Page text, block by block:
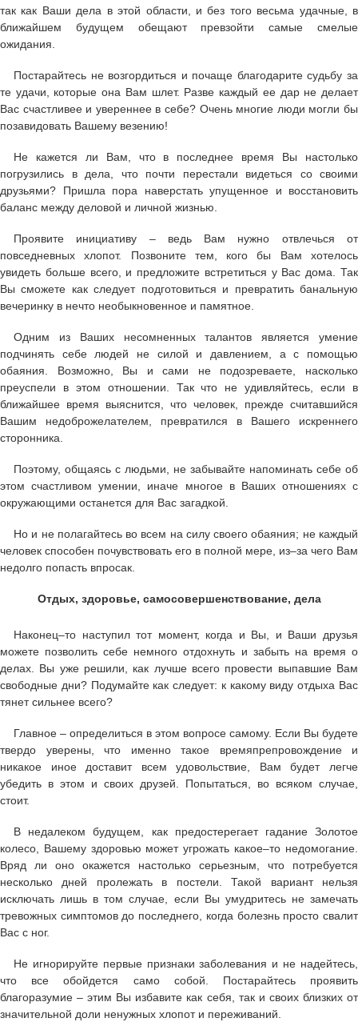
так как Ваши дела в этой области, и без того весьма удачные, в
ближайшем будущем обещают превзойти самые смелые
ожидания.
Постарайтесь не возгордиться и почаще благодарите судьбу за
те удачи, которые она Вам шлет. Разве каждый ее дар не делает
Вас счастливее и увереннее в себе? Очень многие люди могли бы
позавидовать Вашему везению!
Не кажется ли Вам, что в последнее время Вы настолько
погрузились в дела, что почти перестали видеться со своими
друзьями? Пришла пора наверстать упущенное и восстановить
баланс между деловой и личной жизнью.
Проявите инициативу – ведь Вам нужно отвлечься от
повседневных хлопот. Позвоните тем, кого бы Вам хотелось
увидеть больше всего, и предложите встретиться у Вас дома. Так
Вы сможете как следует подготовиться и превратить банальную
вечеринку в нечто необыкновенное и памятное.
Одним из Ваших несомненных талантов является умение
подчинять себе людей не силой и давлением, а с помощью
обаяния. Возможно, Вы и сами не подозреваете, насколько
преуспели в этом отношении. Так что не удивляйтесь, если в
ближайшее время выяснится, что человек, прежде считавшийся
Вашим недоброжелателем, превратился в Вашего искреннего
сторонника.
Поэтому, общаясь с людьми, не забывайте напоминать себе об
этом счастливом умении, иначе многое в Ваших отношениях с
окружающими останется для Вас загадкой.
Но и не полагайтесь во всем на силу своего обаяния; не каждый
человек способен почувствовать его в полной мере, из–за чего Вам
недолго попасть впросак.
Отдых, здоровье, самосовершенствование, дела
Наконец–то наступил тот момент, когда и Вы, и Ваши друзья
можете позволить себе немного отдохнуть и забыть на время о
делах. Вы уже решили, как лучше всего провести выпавшие Вам
свободные дни? Подумайте как следует: к какому виду отдыха Вас
тянет сильнее всего?
Главное – определиться в этом вопросе самому. Если Вы будете
твердо уверены, что именно такое времяпрепровождение и
никакое иное доставит всем удовольствие, Вам будет легче
убедить в этом и своих друзей. Попытаться, во всяком случае,
стоит.
В недалеком будущем, как предостерегает гадание Золотое
колесо, Вашему здоровью может угрожать какое–то недомогание.
Вряд ли оно окажется настолько серьезным, что потребуется
несколько дней пролежать в постели. Такой вариант нельзя
исключать лишь в том случае, если Вы умудритесь не замечать
тревожных симптомов до последнего, когда болезнь просто свалит
Вас с ног.
Не игнорируйте первые признаки заболевания и не надейтесь,
что все обойдется само собой. Постарайтесь проявить
благоразумие – этим Вы избавите как себя, так и своих близких от
значительной доли ненужных хлопот и переживаний.